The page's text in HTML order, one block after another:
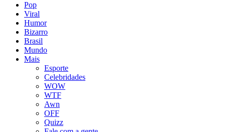
Pop
Viral
Humor
Bizarro
Brasil
Mundo
Mais
Esporte
Celebridades
WOW
WTF
Awn
OFF
Quizz